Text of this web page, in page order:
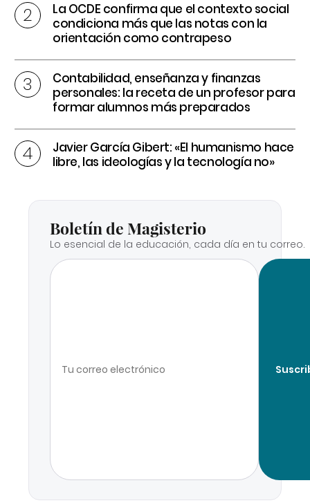
La OCDE confirma que el contexto social
condiciona más que las notas con la
orientación como contrapeso
Contabilidad, enseñanza y finanzas
personales: la receta de un profesor para
formar alumnos más preparados
Javier García Gibert: «El humanismo hace
libre, las ideologías y la tecnología no»
Boletín de Magisterio
Lo esencial de la educación, cada día en tu correo.